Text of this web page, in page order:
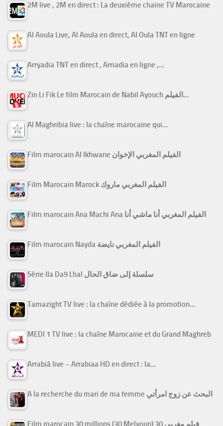
2M live , 2M en direct : La deuxième chaine TV Marocaine
Al Aoula Live, Al Aoula en direct, Al Oula TNT en ligne
Arryadia TNT en direct , Arriadia en ligne ,…
Zin Li Fik Le film Marocain de Nabil Ayouch الفيلم…
Al Maghribia live : la chaîne marocaine qui…
Film marocain Al Ikhwane الفيلم المغربي الإخوان
Film Marocain Marock الفيلم المغربي ماروك
Film marocain Ana Machi Ana الفيلم المغربي أنا ماشي أنا
Film marocain Nayda الفيلم المغربي نايضة
Série Ila Da9 Lhal سلسلة إلى ضاق الحال
Tamazight TV live : la chaîne dédiée à la promotion…
MEDI 1 TV live : la chaîne Marocaine et du Grand Maghreb
Arrabiâ live – Arrabiaa HD en direct : la…
A la recherche du mari de ma femme البحث عن زوج امرأتي
Film marocain 30 millions (30 Melyoun) فيلم مغربي 30